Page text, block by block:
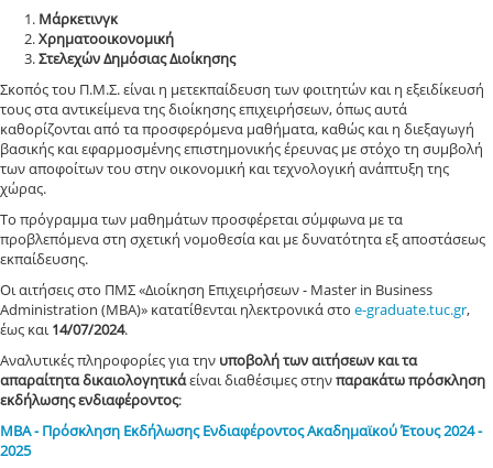
Μάρκετινγκ
Χρηματοοικονομική
Στελεχών Δημόσιας Διοίκησης
Σκοπός του Π.Μ.Σ. είναι η μετεκπαίδευση των φοιτητών και η εξειδίκευσή
τους στα αντικείμενα της διοίκησης επιχειρήσεων, όπως αυτά
καθορίζονται από τα προσφερόμενα μαθήματα, καθώς και η διεξαγωγή
βασικής και εφαρμοσμένης επιστημονικής έρευνας με στόχο τη συμβολή
των αποφοίτων του στην οικονομική και τεχνολογική ανάπτυξη της
χώρας.
Το πρόγραμμα των μαθημάτων προσφέρεται σύμφωνα με τα
προβλεπόμενα στη σχετική νομοθεσία και με δυνατότητα εξ αποστάσεως
εκπαίδευσης.
Οι αιτήσεις στο ΠΜΣ «Διοίκηση Επιχειρήσεων - Master in Business
Administration (ΜΒΑ)» κατατίθενται ηλεκτρονικά στο e-graduate.tuc.gr,
έως και14/07/2024.
Αναλυτικές πληροφορίες για την υποβολή των αιτήσεων και τα
απαραίτητα δικαιολογητικάείναι διαθέσιμες στηνπαρακάτω πρόσκληση
εκδήλωσης ενδιαφέροντος:
ΜΒΑ - Πρόσκληση Εκδήλωσης Ενδιαφέροντος Ακαδημαϊκού Έτους 2024 -
2025